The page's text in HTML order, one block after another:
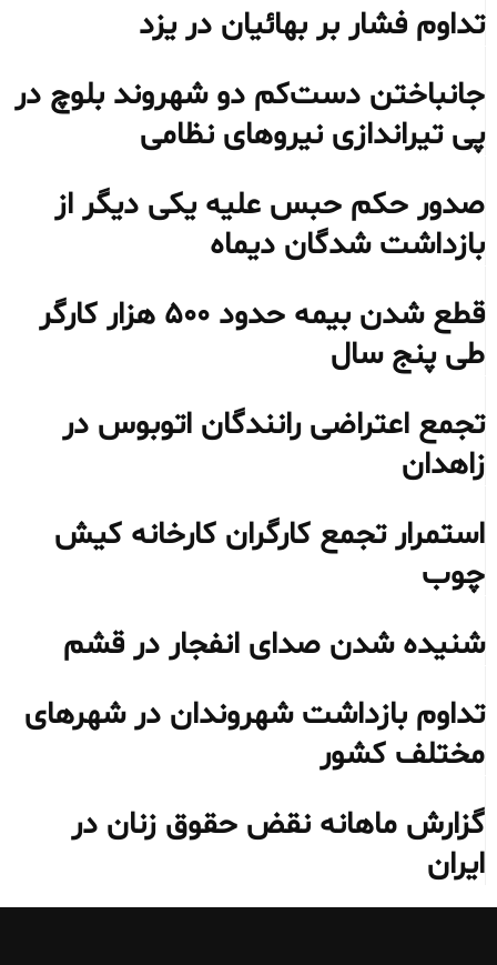
تداوم فشار بر بهائیان در یزد
جانباختن دست‌کم دو شهروند بلوچ در
پی تیراندازی نیروهای نظامی
صدور حکم حبس علیه یکی دیگر از
بازداشت شدگان دیماه
قطع شدن بیمه حدود ۵۰۰ هزار کارگر
طی پنج سال
تجمع اعتراضی رانندگان اتوبوس در
زاهدان
استمرار تجمع کارگران کارخانه کیش
چوب
شنیده شدن صدای انفجار در قشم
تداوم بازداشت شهروندان در شهرهای
مختلف کشور
گزارش ماهانه نقض حقوق زنان در
ایران